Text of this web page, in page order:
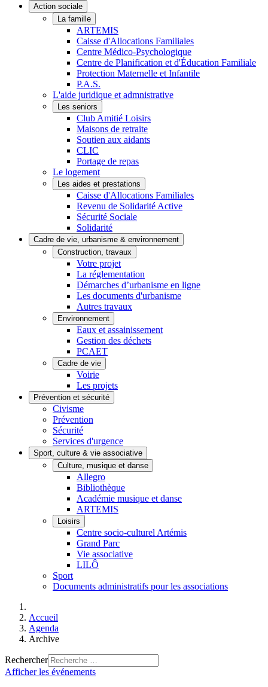
Action sociale
La famille
ARTEMIS
Caisse d'Allocations Familiales
Centre Médico-Psychologique
Centre de Planification et d'Éducation Familiale
Protection Maternelle et Infantile
P.A.S.
L'aide juridique et admnistrative
Les seniors
Club Amitié Loisirs
Maisons de retraite
Soutien aux aidants
CLIC
Portage de repas
Le logement
Les aides et prestations
Caisse d'Allocations Familiales
Revenu de Solidarité Active
Sécurité Sociale
Solidarité
Cadre de vie, urbanisme & environnement
Construction, travaux
Votre projet
La réglementation
Démarches d’urbanisme en ligne
Les documents d'urbanisme
Autres travaux
Environnement
Eaux et assainissement
Gestion des déchets
PCAET
Cadre de vie
Voirie
Les projets
Prévention et sécurité
Civisme
Prévention
Sécurité
Services d'urgence
Sport, culture & vie associative
Culture, musique et danse
Allegro
Bibliothèque
Académie musique et danse
ARTEMIS
Loisirs
Centre socio-culturel Artémis
Grand Parc
Vie associative
LILÔ
Sport
Documents administratifs pour les associations
Accueil
Agenda
Archive
Rechercher
Afficher les événements